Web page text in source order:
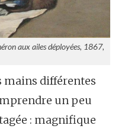
aux ailes déployées, 1867,
mains différentes
un peu
: magnifique